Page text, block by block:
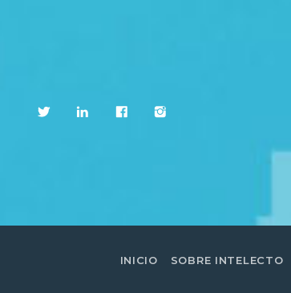
INICIO SOBRE INTELECTO